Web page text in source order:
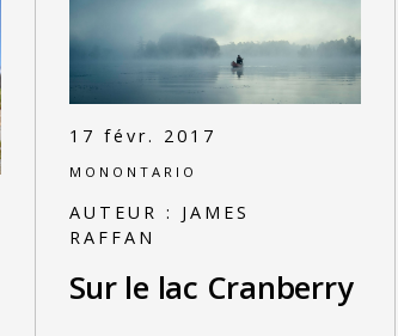
17 févr. 2017
MONONTARIO
AUTEUR : JAMES
RAFFAN
Sur le lac Cranberry